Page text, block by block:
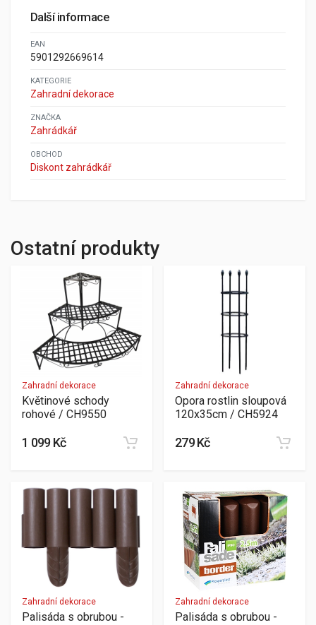
Další informace
EAN
5901292669614
KATEGORIE
Zahradní dekorace
ZNAČKA
Zahrádkář
OBCHOD
Diskont zahrádkář
Ostatní produkty
Zahradní dekorace
Květinové schody
rohové / CH9550
1 099 Kč
Zahradní dekorace
Opora rostlin sloupová
120x35cm / CH5924
279 Kč
Zahradní dekorace
Palisáda s obrubou -
Zahradní dekorace
Palisáda s obrubou -